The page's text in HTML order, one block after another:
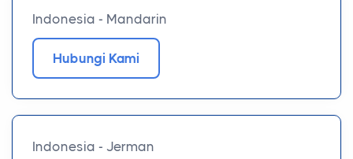
Indonesia - Mandarin
Hubungi Kami
Indonesia - Jerman